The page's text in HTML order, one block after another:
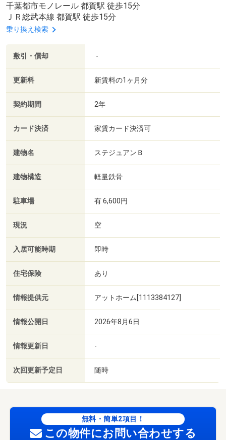
千葉都市モノレール 都賀駅 徒歩15分
ＪＲ総武本線 都賀駅 徒歩15分
乗り換え検索
敷引・償却 -
更新料 新賃料の1ヶ月分
契約期間 2年
カード決済 家賃カード決済可
建物名 ステジュアンＢ
建物構造 軽量鉄骨
駐車場 有 6,600円
現況 空
入居可能時期 即時
住宅保険 あり
情報提供元 アットホーム[1113384127]
情報公開日 2026年8月6日
情報更新日 -
次回更新予定日 随時
無料・簡単2項目！
この物件にお問い合わせする